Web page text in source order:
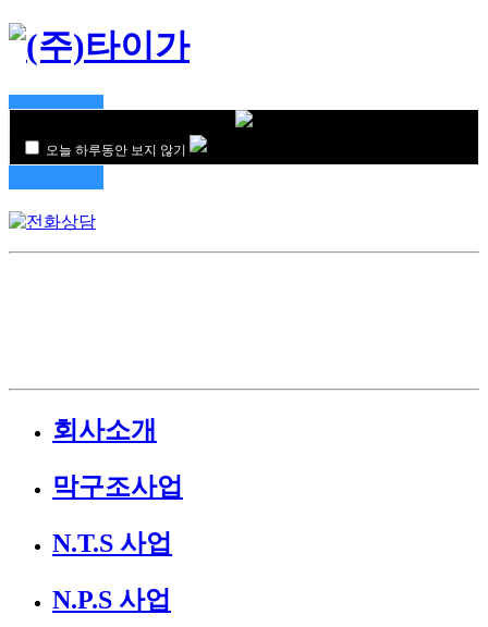
회사소개
막구조사업
N.T.S 사업
N.P.S 사업
오늘 하루동안 보지 않기